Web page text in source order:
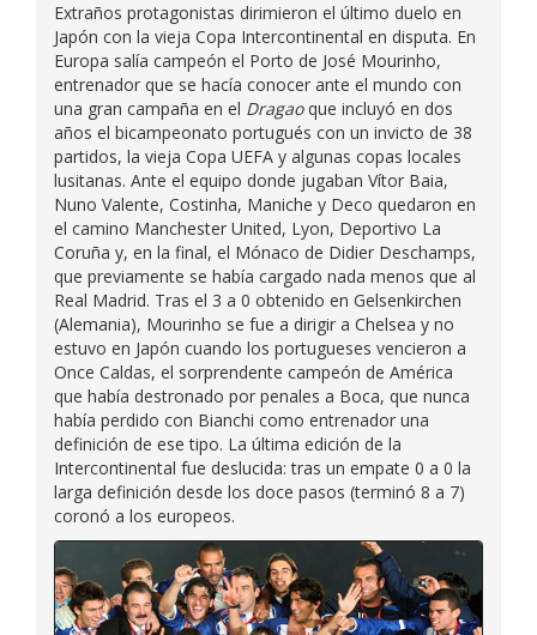
Extraños protagonistas dirimieron el último duelo en
Japón con la vieja Copa Intercontinental en disputa. En
Europa salía campeón el Porto de José Mourinho,
entrenador que se hacía conocer ante el mundo con
una gran campaña en el Dragaoque incluyó en dos
años el bicampeonato portugués con un invicto de 38
partidos, la vieja Copa UEFA y algunas copas locales
lusitanas. Ante el equipo donde jugaban Vítor Baia,
Nuno Valente, Costinha, Maniche y Deco quedaron en
el camino Manchester United, Lyon, Deportivo La
Coruña y, en la final, el Mónaco de Didier Deschamps,
que previamente se había cargado nada menos que al
Real Madrid. Tras el 3 a 0 obtenido en Gelsenkirchen
(Alemania), Mourinho se fue a dirigir a Chelsea y no
estuvo en Japón cuando los portugueses vencieron a
Once Caldas, el sorprendente campeón de América
que había destronado por penales a Boca, que nunca
había perdido con Bianchi como entrenador una
definición de ese tipo. La última edición de la
Intercontinental fue deslucida: tras un empate 0 a 0 la
larga definición desde los doce pasos (terminó 8 a 7)
coronó a los europeos.